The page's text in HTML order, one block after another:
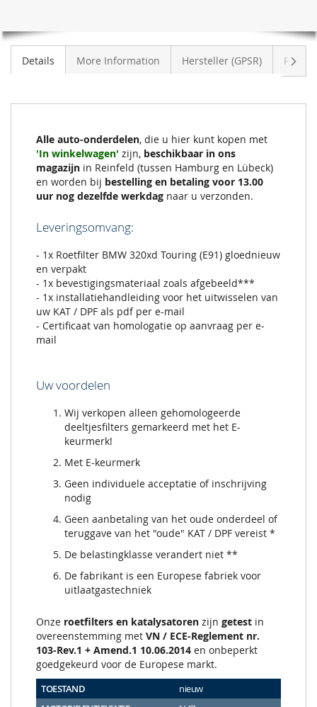
Details More Information Hersteller (GPSR)
Alle auto-onderdelen, die u hier kunt kopen met
'In winkelwagen' zijn, beschikbaar in ons
magazijn in Reinfeld (tussen Hamburg en Lübeck)
en worden bij bestelling en betaling voor 13.00
uur nog dezelfde werkdag naar u verzonden.
Leveringsomvang:
- 1x Roetfilter BMW 320xd Touring (E91) gloednieuw
en verpakt
- 1x bevestigingsmateriaal zoals afgebeeld***
- 1x installatiehandleiding voor het uitwisselen van
uw KAT / DPF als pdf per e-mail
- Certificaat van homologatie op aanvraag per e-
mail
Uw voordelen
Wij verkopen alleen gehomologeerde
deeltjesfilters gemarkeerd met het E-
keurmerk!
Met E-keurmerk
Geen individuele acceptatie of inschrijving
nodig
Geen aanbetaling van het oude onderdeel of
teruggave van het "oude" KAT / DPF vereist *
De belastingklasse verandert niet **
De fabrikant is een Europese fabriek voor
uitlaatgastechniek
Onze roetfilters en katalysatoren zijn getest in
overeenstemming met VN / ECE-Reglement nr.
103-Rev.1 + Amend.1 10.06.2014 en onbeperkt
goedgekeurd voor de Europese markt.
TOESTAND
nieuw